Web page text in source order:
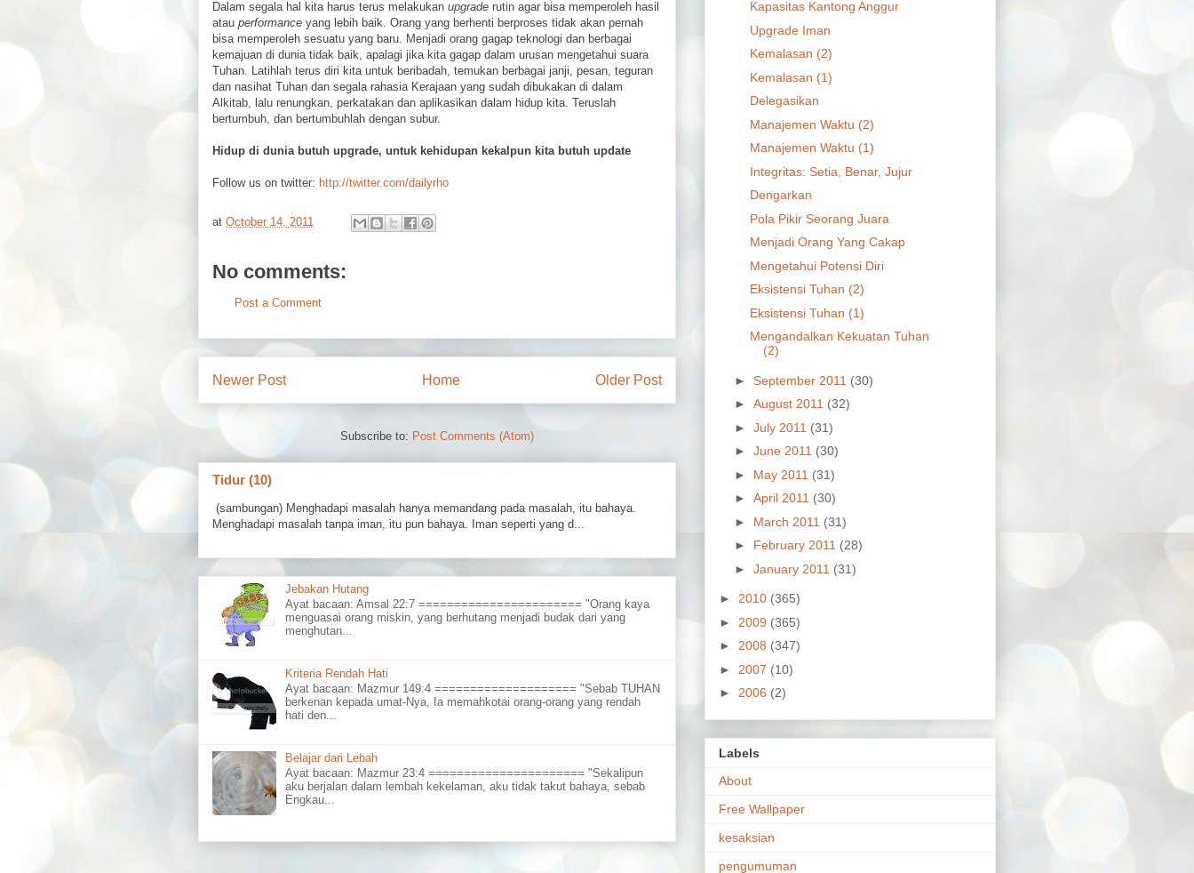
Dalam segala hal kita harus terus melakukan upgrade rutin agar bisa memperoleh hasil
atau performance yang lebih baik. Orang yang berhenti berproses tidak akan pernah
bisa memperoleh sesuatu yang baru. Menjadi orang gagap teknologi dan berbagai
kemajuan di dunia tidak baik, apalagi jika kita gagap dalam urusan mengetahui suara
Tuhan. Latihlah terus diri kita untuk beribadah, temukan berbagai janji, pesan, teguran
dan nasihat Tuhan dan segala rahasia Kerajaan yang sudah dibukakan di dalam
Alkitab, lalu renungkan, perkatakan dan aplikasikan dalam hidup kita. Teruslah
bertumbuh, dan bertumbuhlah dengan subur.
Hidup di dunia butuh upgrade, untuk kehidupan kekalpun kita butuh update
Follow us on twitter: http://twitter.com/dailyrho
at October 14, 2011
No comments:
Post a Comment
Newer Post Older Post
Home
Subscribe to: Post Comments (Atom)
Tidur (10)
(sambungan) Menghadapi masalah hanya memandang pada masalah, itu bahaya.
Menghadapi masalah tanpa iman, itu pun bahaya. Iman seperti yang d...
Jebakan Hutang
Ayat bacaan: Amsal 22:7 ======================= "Orang kaya
menguasai orang miskin, yang berhutang menjadi budak dari yang
menghutan...
Kriteria Rendah Hati
Ayat bacaan: Mazmur 149:4 ==================== "Sebab TUHAN
berkenan kepada umat-Nya, Ia memahkotai orang-orang yang rendah
hati den...
Belajar dari Lebah
Ayat bacaan: Mazmur 23:4 ====================== "Sekalipun
aku berjalan dalam lembah kekelaman, aku tidak takut bahaya, sebab
Engkau...
Kapasitas Kantong Anggur
Upgrade Iman
Kemalasan (2)
Kemalasan (1)
Delegasikan
Manajemen Waktu (2)
Manajemen Waktu (1)
Integritas: Setia, Benar, Jujur
Dengarkan
Pola Pikir Seorang Juara
Menjadi Orang Yang Cakap
Mengetahui Potensi Diri
Eksistensi Tuhan (2)
Eksistensi Tuhan (1)
Mengandalkan Kekuatan Tuhan
(2)
► September 2011 (30)
► August 2011 (32)
► July 2011 (31)
► June 2011 (30)
► May 2011 (31)
► April 2011 (30)
► March 2011 (31)
► February 2011 (28)
► January 2011 (31)
► 2010 (365)
► 2009 (365)
► 2008 (347)
► 2007 (10)
► 2006 (2)
Labels
About
Free Wallpaper
kesaksian
pengumuman